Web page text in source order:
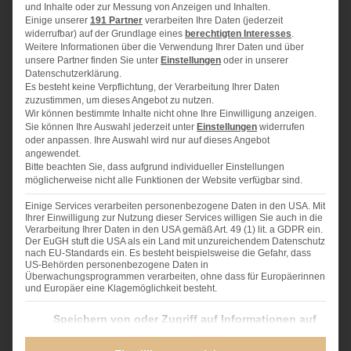
250 gJohannisbeeren (gewaschen, entstielt)
150 gweiche Butter
100 gZucker
Eier
TL Vanille-Paste
200 gMehl
TL Backpulver
Prise Salz
Für die Streusel:
75 gkalte Butter
75 gZucker
100 gMehl
TL Vanille-Paste
ZUBEREITUNG
und Inhalte oder zur Messung von Anzeigen und Inhalten.
Einige unserer 191 Partner verarbeiten Ihre Daten (jederzeit
widerrufbar) auf der Grundlage eines berechtigten Interesses.
Weitere Informationen über die Verwendung Ihrer Daten und über
unsere Partner finden Sie unter Einstellungen oder in unserer
Datenschutzerklärung.
Es besteht keine Verpflichtung, der Verarbeitung Ihrer Daten
zuzustimmen, um dieses Angebot zu nutzen.
Wir können bestimmte Inhalte nicht ohne Ihre Einwilligung anzeigen.
Sie können Ihre Auswahl jederzeit unter Einstellungen widerrufen
oder anpassen. Ihre Auswahl wird nur auf dieses Angebot
angewendet.
Bitte beachten Sie, dass aufgrund individueller Einstellungen
möglicherweise nicht alle Funktionen der Website verfügbar sind.
Einige Services verarbeiten personenbezogene Daten in den USA. Mit
Ihrer Einwilligung zur Nutzung dieser Services willigen Sie auch in die
Verarbeitung Ihrer Daten in den USA gemäß Art. 49 (1) lit. a GDPR ein.
Der EuGH stuft die USA als ein Land mit unzureichendem Datenschutz
nach EU-Standards ein. Es besteht beispielsweise die Gefahr, dass
US-Behörden personenbezogene Daten in
Überwachungsprogrammen verarbeiten, ohne dass für Europäerinnen
und Europäer eine Klagemöglichkeit besteht.
Im Folgenden finden Sie eine Liste der Zwecke des IAB Transparency and
Speichern von oder Zugriff auf Informationen auf
einem Endgerät